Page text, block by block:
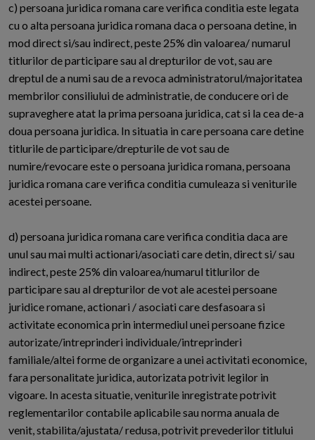
c) persoana juridica romana care verifica conditia este legata
cu o alta persoana juridica romana daca o persoana detine, in
mod direct si/sau indirect, peste 25% din valoarea/ numarul
titlurilor de participare sau al drepturilor de vot, sau are
dreptul de a numi sau de a revoca administratorul/majoritatea
membrilor consiliului de administratie, de conducere ori de
supraveghere atat la prima persoana juridica, cat si la cea de-a
doua persoana juridica. In situatia in care persoana care detine
titlurile de participare/drepturile de vot sau de
numire/revocare este o persoana juridica romana, persoana
juridica romana care verifica conditia cumuleaza si veniturile
acestei persoane.
d) persoana juridica romana care verifica conditia daca are
unul sau mai multi actionari/asociati care detin, direct si/ sau
indirect, peste 25% din valoarea/numarul titlurilor de
participare sau al drepturilor de vot ale acestei persoane
juridice romane, actionari / asociati care desfasoara si
activitate economica prin intermediul unei persoane fizice
autorizate/intreprinderi individuale/intreprinderi
familiale/altei forme de organizare a unei activitati economice,
fara personalitate juridica, autorizata potrivit legilor in
vigoare. In acesta situatie, veniturile inregistrate potrivit
reglementarilor contabile aplicabile sau norma anuala de
venit, stabilita/ajustata/ redusa, potrivit prevederilor titlului